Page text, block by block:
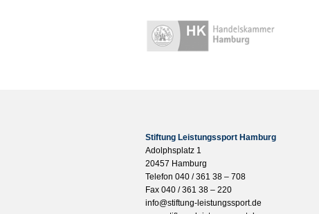
Stiftung Leistungssport Hamburg
Adolphsplatz 1
20457 Hamburg
Telefon 040 / 361 38 – 708
Fax 040 / 361 38 – 220
info@stiftung-leistungssport.de